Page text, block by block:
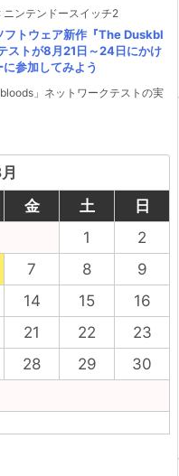
: ニンテンドースイッチ2
フトウェア新作『The Duskbl
ストが8月21日～24日にかけ
参加してみよう
」ネットワークテストの実
金 土
日
1
2
7 8
9
14 15
16
21 22
23
28 29
30